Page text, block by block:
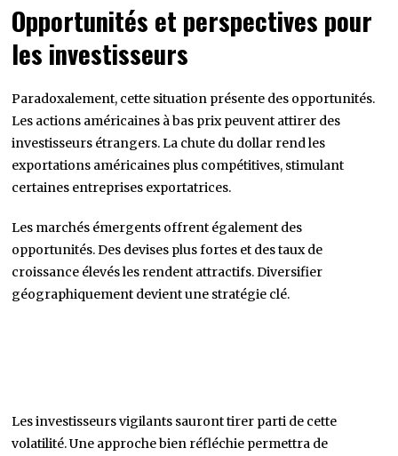
Opportunités et perspectives pour
les investisseurs
Paradoxalement, cette situation présente des opportunités.
Les actions américaines à bas prix peuvent attirer des
investisseurs étrangers. La chute du dollar rend les
exportations américaines plus compétitives, stimulant
certaines entreprises exportatrices.
Les marchés émergents offrent également des
opportunités. Des devises plus fortes et des taux de
croissance élevés les rendent attractifs. Diversifier
géographiquement devient une stratégie clé.
Les investisseurs vigilants sauront tirer parti de cette
volatilité. Une approche bien réfléchie permettra de